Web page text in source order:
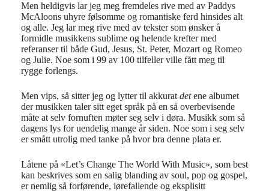
Men heldigvis lar jeg meg fremdeles rive med av Paddys
McAloons uhyre følsomme og romantiske ferd hinsides alt
og alle. Jeg lar meg rive med av tekster som ønsker å
formidle musikkens sublime og helende krefter med
referanser til både Gud, Jesus, St. Peter, Mozart og Romeo
og Julie. Noe som i 99 av 100 tilfeller ville fått meg til
rygge forlengs.
Men vips, så sitter jeg og lytter til akkurat detene albumet
der musikken taler sitt eget språk på en så overbevisende
måte at selv fornuften møter seg selv i døra. Musikk som så
dagens lys for uendelig mange år siden. Noe som i seg selv
er smått utrolig med tanke på hvor bra denne plata er.
Låtene på «Let’s Change The World With Music», som best
kan beskrives som en salig blanding av soul, pop og gospel,
er nemlig så forførende, iørefallende og eksplisitt